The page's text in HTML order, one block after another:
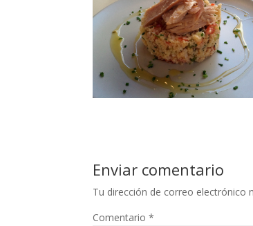
Enviar comentario
Tu dirección de correo electrónico
Comentario*